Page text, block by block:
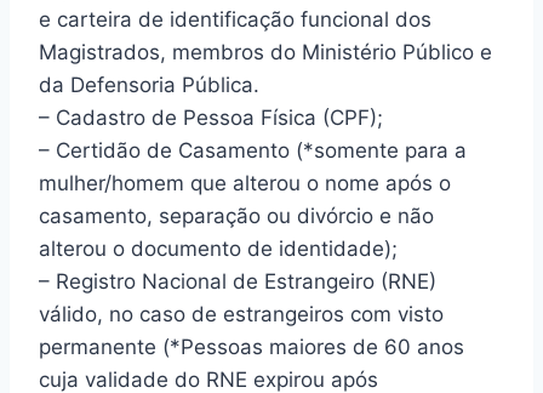
e carteira de identificação funcional dos
Magistrados, membros do Ministério Público e
da Defensoria Pública.
– Cadastro de Pessoa Física (CPF);
– Certidão de Casamento (*somente para a
mulher/homem que alterou o nome após o
casamento, separação ou divórcio e não
alterou o documento de identidade);
– Registro Nacional de Estrangeiro (RNE)
válido, no caso de estrangeiros com visto
permanente (*Pessoas maiores de 60 anos
cuja validade do RNE expirou após